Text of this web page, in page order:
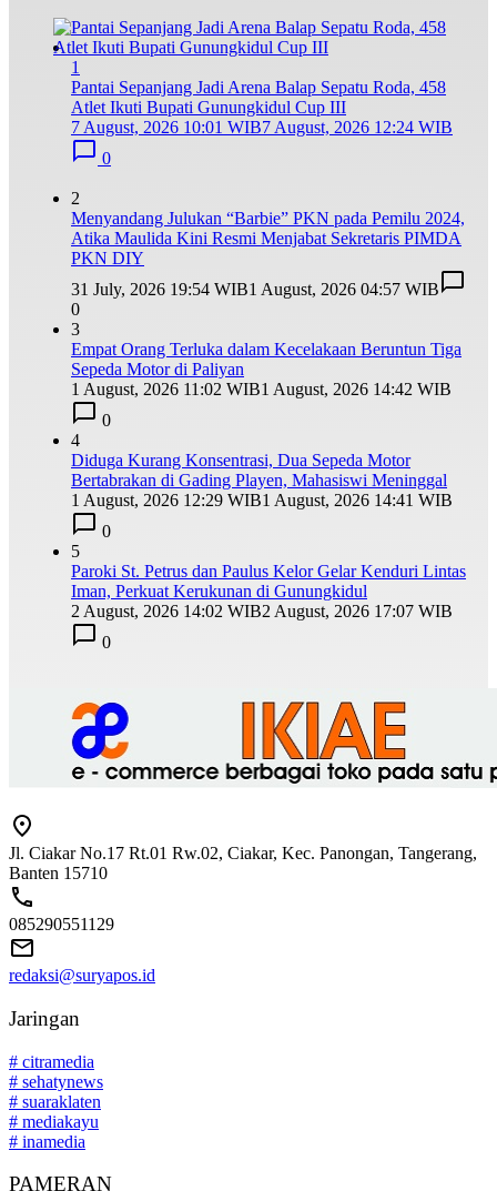
1
Pantai Sepanjang Jadi Arena Balap Sepatu Roda, 458
Atlet Ikuti Bupati Gunungkidul Cup III
7 August, 2026 10:01 WIB7 August, 2026 12:24 WIB
0
2
Menyandang Julukan “Barbie” PKN pada Pemilu 2024,
Atika Maulida Kini Resmi Menjabat Sekretaris PIMDA
PKN DIY
31 July, 2026 19:54 WIB1 August, 2026 04:57 WIB
0
3
Empat Orang Terluka dalam Kecelakaan Beruntun Tiga
Sepeda Motor di Paliyan
1 August, 2026 11:02 WIB1 August, 2026 14:42 WIB
0
4
Diduga Kurang Konsentrasi, Dua Sepeda Motor
Bertabrakan di Gading Playen, Mahasiswi Meninggal
1 August, 2026 12:29 WIB1 August, 2026 14:41 WIB
0
5
Paroki St. Petrus dan Paulus Kelor Gelar Kenduri Lintas
Iman, Perkuat Kerukunan di Gunungkidul
2 August, 2026 14:02 WIB2 August, 2026 17:07 WIB
0
Jl. Ciakar No.17 Rt.01 Rw.02, Ciakar, Kec. Panongan, Tangerang,
Banten 15710
085290551129
redaksi@suryapos.id
Jaringan
# citramedia
# sehatynews
# suaraklaten
# mediakayu
# inamedia
PAMERAN